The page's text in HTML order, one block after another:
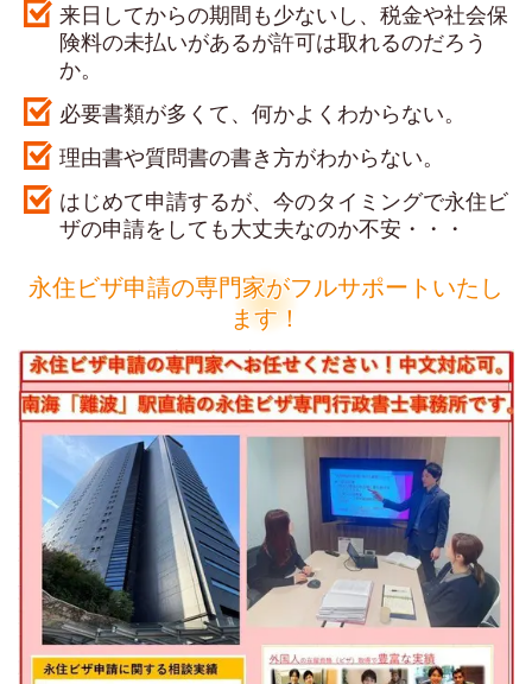
来日してからの期間も少ないし、税金や社会保
険料の未払いがあるが許可は取れるのだろう
か。
必要書類が多くて、何かよくわからない。
理由書や質問書の書き方がわからない。
はじめて申請するが、今のタイミングで永住ビ
ザの申請をしても大丈夫なのか不安・・・
永住ビザ申請の専門家がフルサポートいたし
ます！